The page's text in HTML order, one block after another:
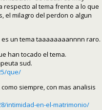
respecto al tema frente a lo que
el milagro del perdon o algun
un tema taaaaaaaannnn raro.
han tocado el tema.
sud.
que/
siempre, con mas analisis
intimidad-en-el-matrimonio/